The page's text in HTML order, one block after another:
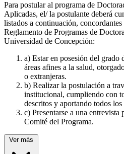
Para postular al programa de
Aplicadas, el/ la postulante deberá
listados a continuación,
Reglamento de Programas de
Universidad de Concepción:
a) Estar en posesión del grado
áreas afines a la salud,
o extranjeras.
b) Realizar la postulación a
institucional, cumpliendo con
descritos y aportando todos
c) Presentarse a una
Comité del Programa.
Ver más